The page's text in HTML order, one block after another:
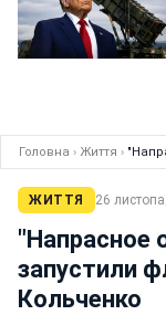
Головна › Життя ›
ЖИТТЯ 26
"Напрасное
запустили
Кольченко